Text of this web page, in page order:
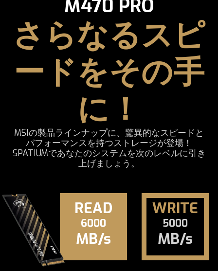
M470 PRO
さらなるスピ
ードをその手
に！
MSIの製品ラインナップに、驚異的なスピードと
パフォーマンスを持つストレージが登場！
SPATIUMであなたのシステムを次のレベルに引き
上げましょう。
READ
6000
MB/s
WRITE
5000
MB/s